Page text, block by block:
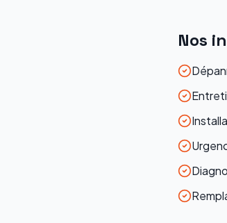
Nos